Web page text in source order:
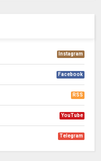
Instagram
Facebook
RSS
YouTube
Telegram